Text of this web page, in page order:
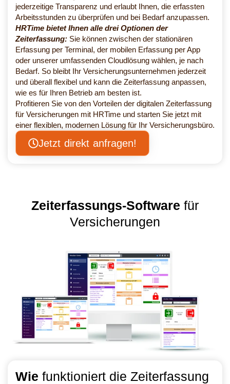
jederzeitige Transparenz und erlaubt Ihnen, die erfassten
Arbeitsstunden zu überprüfen und bei Bedarf anzupassen.
HRTime bietet Ihnen alle drei Optionen der
Zeiterfassung: Sie können zwischen der stationären
Erfassung per Terminal, der mobilen Erfassung per App
oder unserer umfassenden Cloudlösung wählen, je nach
Bedarf. So bleibt Ihr Versicherungsunternehmen jederzeit
und überall flexibel und kann die Zeiterfassung anpassen,
wie es für Ihren Betrieb am besten ist.
Profitieren Sie von den Vorteilen der digitalen Zeiterfassung
für Versicherungen mit HRTime und starten Sie jetzt mit
einer flexiblen, modernen Lösung für Ihr Versicherungsbüro.
Jetzt direkt anfragen!
Zeiterfassungs-Software für
Versicherungen
Wie funktioniert die Zeiterfassung